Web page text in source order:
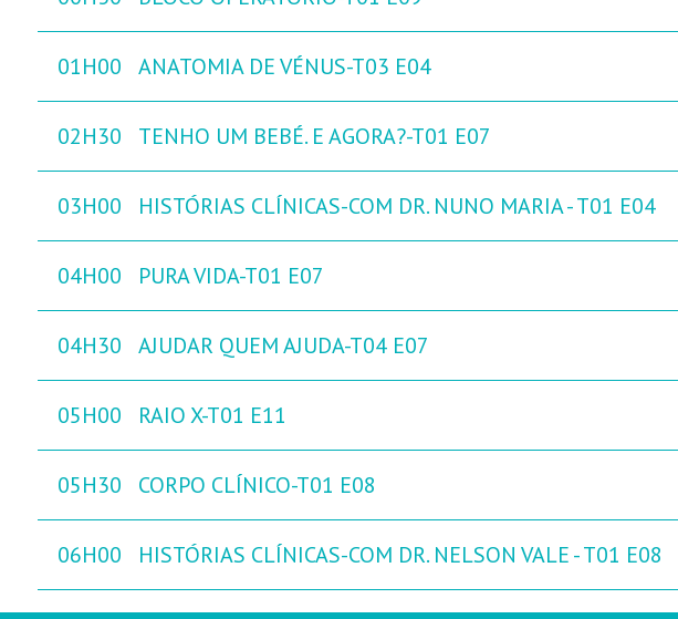
01H00 ANATOMIA DE VÉNUS-T03 E04
02H30 TENHO UM BEBÉ. E AGORA?-T01 E07
03H00 HISTÓRIAS CLÍNICAS-COM DR. NUNO MARIA - T01 E04
04H00 PURA VIDA-T01 E07
04H30 AJUDAR QUEM AJUDA-T04 E07
05H00 RAIO X-T01 E11
05H30 CORPO CLÍNICO-T01 E08
06H00 HISTÓRIAS CLÍNICAS-COM DR. NELSON VALE - T01 E08